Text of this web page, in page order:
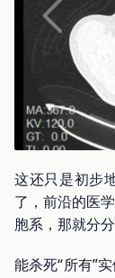
这还只是初步
了，前沿的医
胞系，那就分分
能杀死“所有”